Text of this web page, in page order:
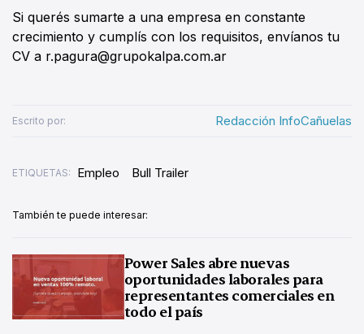
Si querés sumarte a una empresa en constante
crecimiento y cumplís con los requisitos, envíanos tu
CV a r.pagura@grupokalpa.com.ar
Escrito por: Redacción InfoCañuelas
ETIQUETAS: Empleo Bull Trailer
También te puede interesar:
Power Sales abre nuevas
oportunidades laborales para
representantes comerciales en
todo el país